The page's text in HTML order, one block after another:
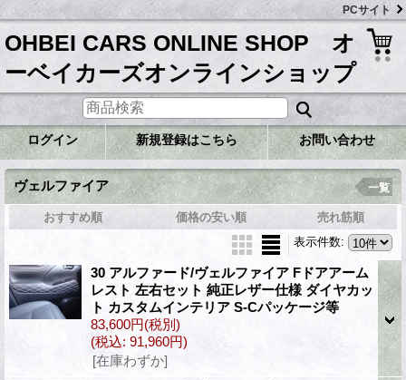
PCサイト
OHBEI CARS ONLINE SHOP オ
ーベイカーズオンラインショップ
ログイン 新規登録はこちら お問い合わせ
ヴェルファイア 一覧
おすすめ順 価格の安い順
売れ筋順
表示件数:
30 アルファード/ヴェルファイア Fドアアーム
レスト 左右セット 純正レザー仕様 ダイヤカッ
ト カスタムインテリア S-Cパッケージ等
83,600円(税別)
(税込: 91,960円)
[在庫わずか]